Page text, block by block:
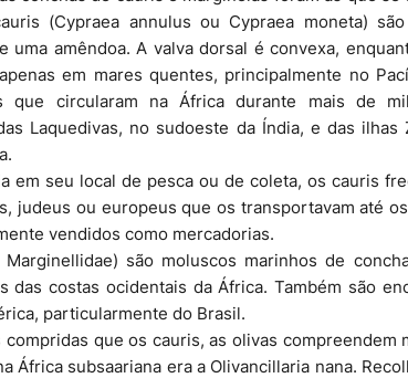
(Cypraea annulus ou Cypraea moneta)
uma amêndoa. A valva dorsal é convexa,
em mares quentes, principalmente no
que circularam na África durante mais de
Laquedivas, no sudoeste da Índia, e das ilhas
em seu local de pesca ou de coleta, os cauris
judeus ou europeus que os transportavam até
vendidos como mercadorias.
são moluscos marinhos de
das costas ocidentais da África. Também são
particularmente do Brasil.
que os cauris, as olivas compreendem
África subsaariana era a Olivancillaria nana.